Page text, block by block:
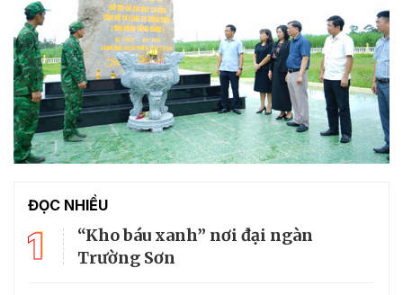
ĐỌC NHIỀU
1
“Kho báu xanh” nơi đại ngàn
Trường Sơn